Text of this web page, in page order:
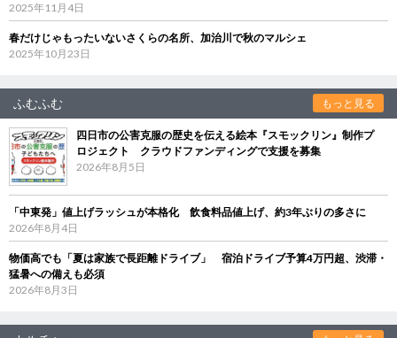
2025年11月4日
春だけじゃもったいないさくらの名所、加治川で秋のマルシェ
2025年10月23日
ふむふむ もっと見る
四日市の公害克服の歴史を伝える絵本『スモックリン』制作プ
ロジェクト クラウドファンディングで支援を募集
2026年8月5日
「中東発」値上げラッシュが本格化 飲食料品値上げ、約3年ぶりの多さに
2026年8月4日
物価高でも「夏は家族で長距離ドライブ」 宿泊ドライブ予算4万円超、渋滞・
猛暑への備えも必須
2026年8月3日